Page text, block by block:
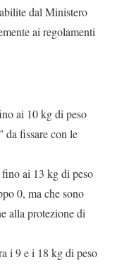
dal Ministero
ai regolamenti
ai 10 kg di peso
da fissare con le
ai 13 kg di peso
0, ma che sono
alla protezione di
i 9 e i 18 kg di peso